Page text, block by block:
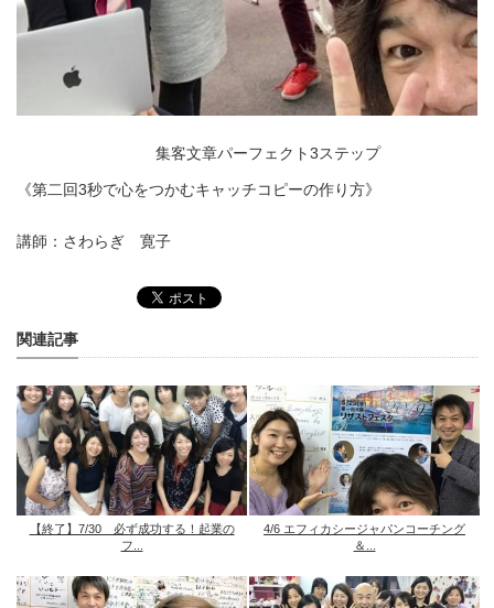
集客文章パーフェクト3ステップ
《第二回3秒で心をつかむキャッチコピーの作り方》
講師：さわらぎ 寛子
関連記事
【終了】7/30 必ず成功する！起業の
フ...
4/6 エフィカシージャパンコーチング
＆...